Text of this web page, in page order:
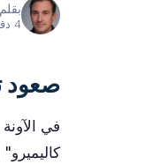
بقلم James Miller
4 دقيقة قراءة
صعود
في